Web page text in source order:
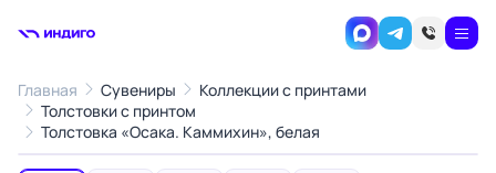
Главная Сувениры
Коллекции с принтами
Толстовки с принтом
Толстовка «Осака. Каммихин», белая
‹ ›